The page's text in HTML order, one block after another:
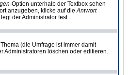
-Option unterhalb der Textbox sehen
anzugeben, klicke auf dieAntwort
der Administrator fest.
(die Umfrage ist immer damit
Administratoren löschen oder editieren.